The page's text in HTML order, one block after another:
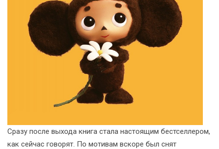
Сразу после выхода книга стала настоящим бестселлером,
как сейчас говорят. По мотивам вскоре был снят